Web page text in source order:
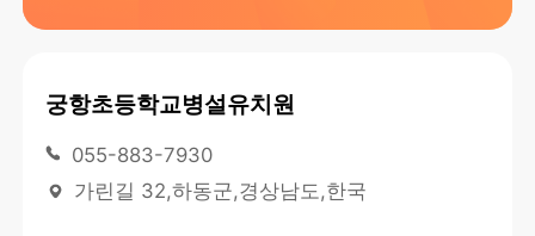
궁항초등학교병설유치원
055-883-7930
가린길 32,하동군,경상남도,한국